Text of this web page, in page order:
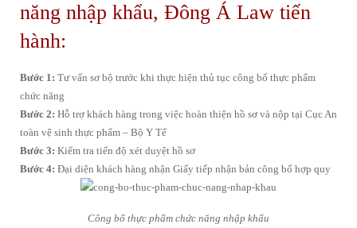
năng nhập khẩu, Đông Á Law tiến
hành:
Bước 1: Tư vấn sơ bộ trước khi thực hiện thủ tục công bố thực phẩm
chức năng
Bước 2: Hỗ trợ khách hàng trong việc hoàn thiện hồ sơ và nộp tại Cục An
toàn vệ sinh thực phẩm – Bộ Y Tế
Bước 3: Kiểm tra tiến độ xét duyệt hồ sơ
Bước 4: Đại diện khách hàng nhận Giấy tiếp nhận bản công bố hợp quy
Công bố thực phẩm chức năng nhập khẩu